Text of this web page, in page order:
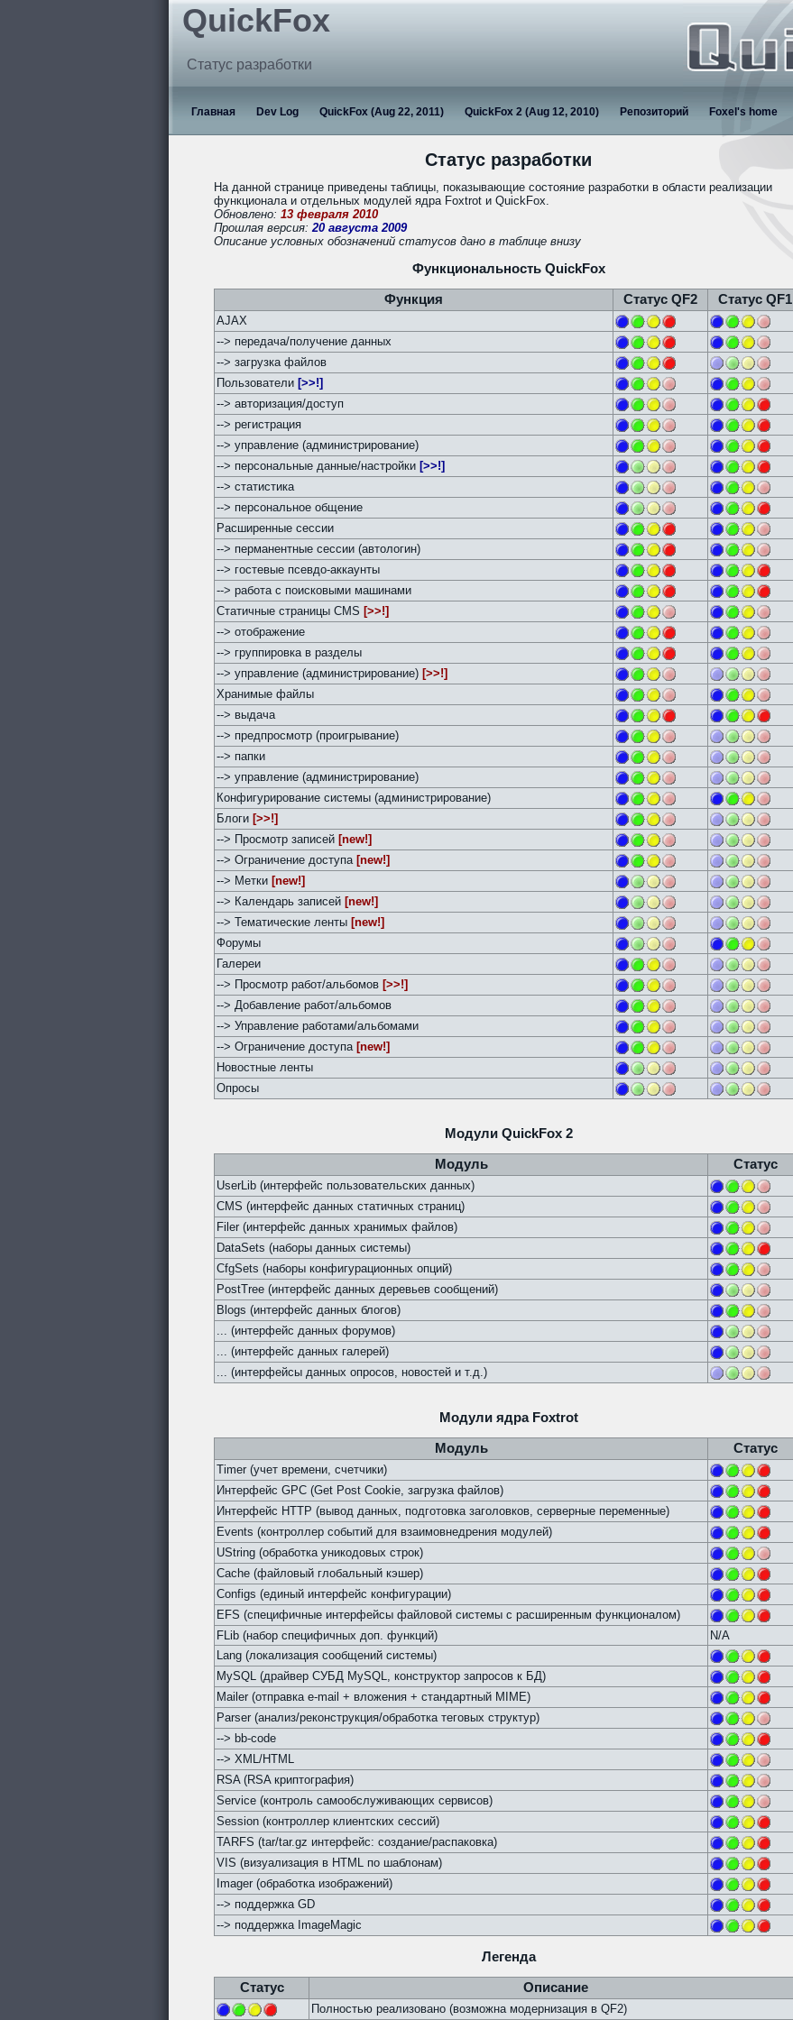
QuickFox
Статус разработки
Главная Dev Log QuickFox (Aug 22, 2011) QuickFox 2 (Aug 12, 2010) Репозиторий Foxel's home
Статус разработки
На данной странице приведены таблицы, показывающие состояние разработки в области реализации
функционала и отдельных модулей ядра Foxtrot и QuickFox.
Обновлено: 13 февраля 2010
Прошлая версия:20 августа 2009
Описание условных обозначений статусов дано в таблице внизу
Функциональность QuickFox
Функция Статус QF2 Статус QF1
AJAX
--> передача/получение данных
--> загрузка файлов
Пользователи [>>!]
--> авторизация/доступ
--> регистрация
--> управление (администрирование)
--> персональные данные/настройки [>>!]
--> статистика
--> персональное общение
Расширенные сессии
--> перманентные сессии (автологин)
--> гостевые псевдо-аккаунты
--> работа с поисковыми машинами
Статичные страницы CMS [>>!]
--> отображение
--> группировка в разделы
--> управление (администрирование) [>>!]
Хранимые файлы
--> выдача
--> предпросмотр (проигрывание)
--> папки
--> управление (администрирование)
Конфигурирование системы (администрирование)
Блоги [>>!]
--> Просмотр записей [new!]
--> Ограничение доступа [new!]
--> Метки [new!]
--> Календарь записей [new!]
--> Тематические ленты [new!]
Форумы
Галереи
--> Просмотр работ/альбомов [>>!]
--> Добавление работ/альбомов
--> Управление работами/альбомами
--> Ограничение доступа [new!]
Новостные ленты
Опросы
Модули QuickFox 2
Модуль Статус
UserLib (интерфейс пользовательских данных)
CMS (интерфейс данных статичных страниц)
Filer (интерфейс данных хранимых файлов)
DataSets (наборы данных системы)
CfgSets (наборы конфигурационных опций)
PostTree (интерфейс данных деревьев сообщений)
Blogs (интерфейс данных блогов)
... (интерфейс данных форумов)
... (интерфейс данных галерей)
... (интерфейсы данных опросов, новостей и т.д.)
Модули ядра Foxtrot
Модуль Статус
Timer (учет времени, счетчики)
Интерфейс GPC (Get Post Cookie, загрузка файлов)
Интерфейс HTTP (вывод данных, подготовка заголовков, серверные переменные)
Events (контроллер событий для взаимовнедрения модулей)
UString (обработка уникодовых строк)
Cache (файловый глобальный кэшер)
Configs (единый интерфейс конфигурации)
EFS (специфичные интерфейсы файловой системы с расширенным функционалом)
FLib (набор специфичных доп. функций)
N/A
Lang (локализация сообщений системы)
MySQL (драйвер СУБД MySQL, конструктор запросов к БД)
Mailer (отправка e-mail + вложения + стандартный MIME)
Parser (анализ/реконструкция/обработка теговых структур)
--> bb-code
--> XML/HTML
RSA (RSA криптография)
Service (контроль самообслуживающих сервисов)
Session (контроллер клиентских сессий)
TARFS (tar/tar.gz интерфейс: создание/распаковка)
VIS (визуализация в HTML по шаблонам)
Imager (обработка изображений)
--> поддержка GD
--> поддержка ImageMagic
Легенда
Статус Описание
Полностью реализовано (возможна модернизация в QF2)